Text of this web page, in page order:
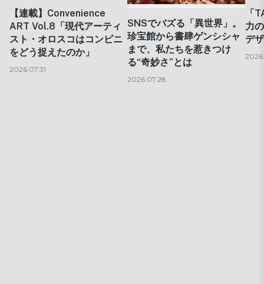
【連載】Convenience
ART Vol.8「現代アーティ
スト・オロスコはコンビニ
をどう捉えたのか」
2026.07.31
SNSでバズる「異世界」。
珍宝館から書肆ゲンシシャ
まで、私たちを惹きつけ
る“奇妙さ”とは
2026.07.28
「
力
デ